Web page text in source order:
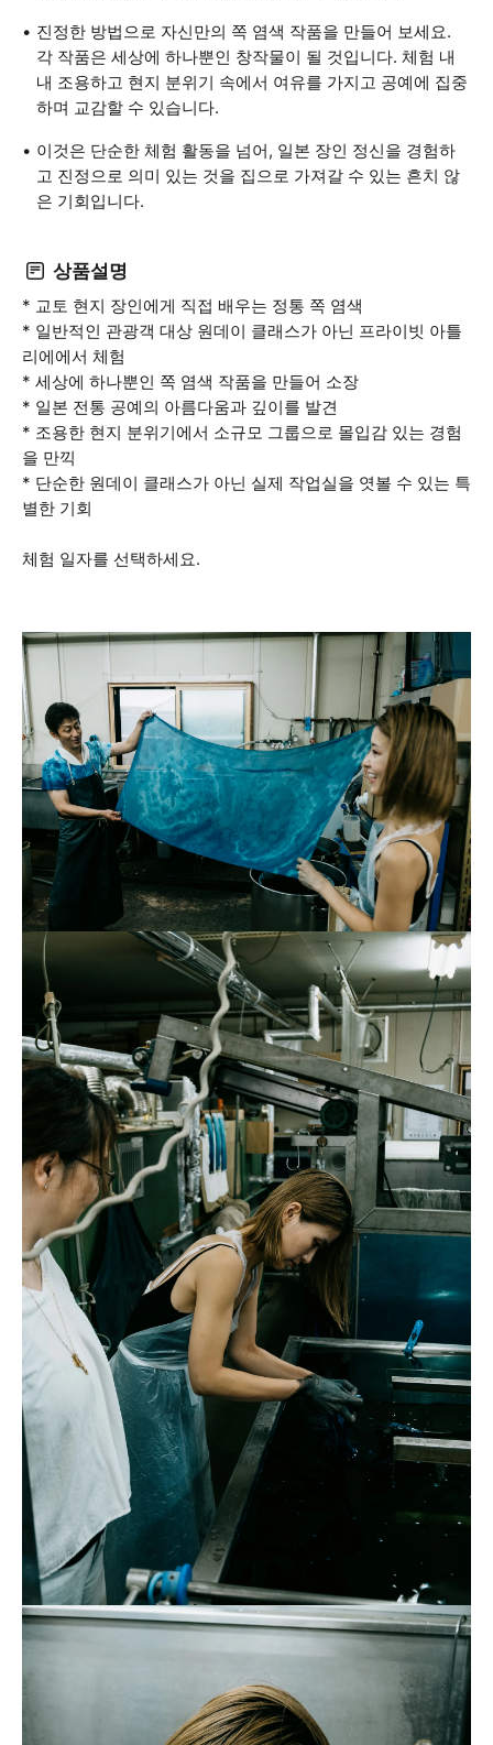
진정한 방법으로 자신만의 쪽 염색 작품을 만들어 보세요.
각 작품은 세상에 하나뿐인 창작물이 될 것입니다. 체험 내
내 조용하고 현지 분위기 속에서 여유를 가지고 공예에 집중
하며 교감할 수 있습니다.
이것은 단순한 체험 활동을 넘어, 일본 장인 정신을 경험하
고 진정으로 의미 있는 것을 집으로 가져갈 수 있는 흔치 않
은 기회입니다.
상품설명
* 교토 현지 장인에게 직접 배우는 정통 쪽 염색
* 일반적인 관광객 대상 원데이 클래스가 아닌 프라이빗 아틀
리에에서 체험
* 세상에 하나뿐인 쪽 염색 작품을 만들어 소장
* 일본 전통 공예의 아름다움과 깊이를 발견
* 조용한 현지 분위기에서 소규모 그룹으로 몰입감 있는 경험
을 만끽
* 단순한 원데이 클래스가 아닌 실제 작업실을 엿볼 수 있는 특
별한 기회
체험 일자를 선택하세요.